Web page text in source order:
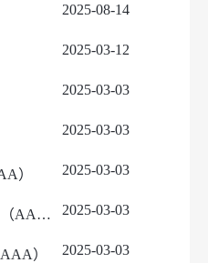
2025-08-14
2025-03-12
2025-03-03
2025-03-03
） 2025-03-03
小海子跳鱼岛景区简介（AAA） 2025-03-03
） 2025-03-03